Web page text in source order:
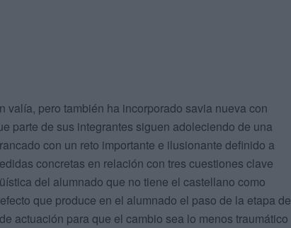
valía, pero también ha incorporado savia nueva con
parte de sus integrantes siguen adoleciendo de una
con un reto importante e ilusionante definido a
concretas en relación con tres cuestiones clave
del alumnado que no tiene el castellano como
que produce en el alumnado el paso de la etapa de
actuación para que el cambio sea lo menos traumático